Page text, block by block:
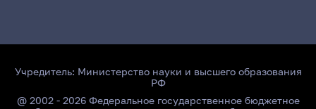
Учредитель: Министерство науки и высшего образования
РФ
@ 2002 - 2026 Федеральное государственное бюджетное